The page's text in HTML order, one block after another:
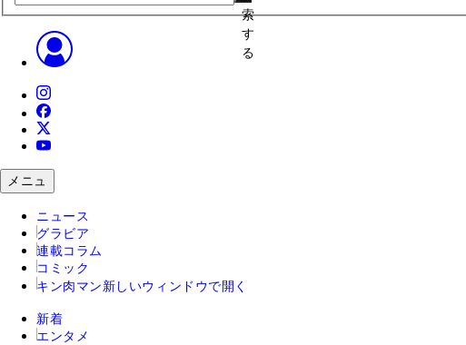
索
す
る
メニュ
ニュース
グラビア
連載コラム
コミック
キン肉マン 新しいウィンドウで開く
新着
エンタメ